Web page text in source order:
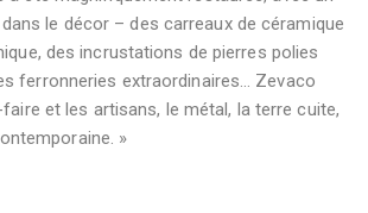
le décor – des carreaux de céramique
des incrustations de pierres polies
ferronneries extraordinaires… Zevaco
et les artisans, le métal, la terre cuite,
»